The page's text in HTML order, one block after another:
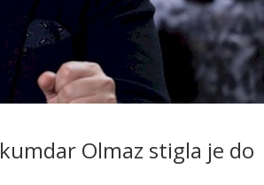
Olmaz stigla je do